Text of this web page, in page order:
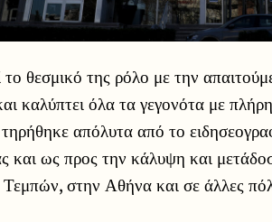
θεσμικό της ρόλο με την
καλύπτει όλα τα γεγονότα με
απόλυτα από το
και ως προς την κάλυψη και
στην Αθήνα και σε άλλες